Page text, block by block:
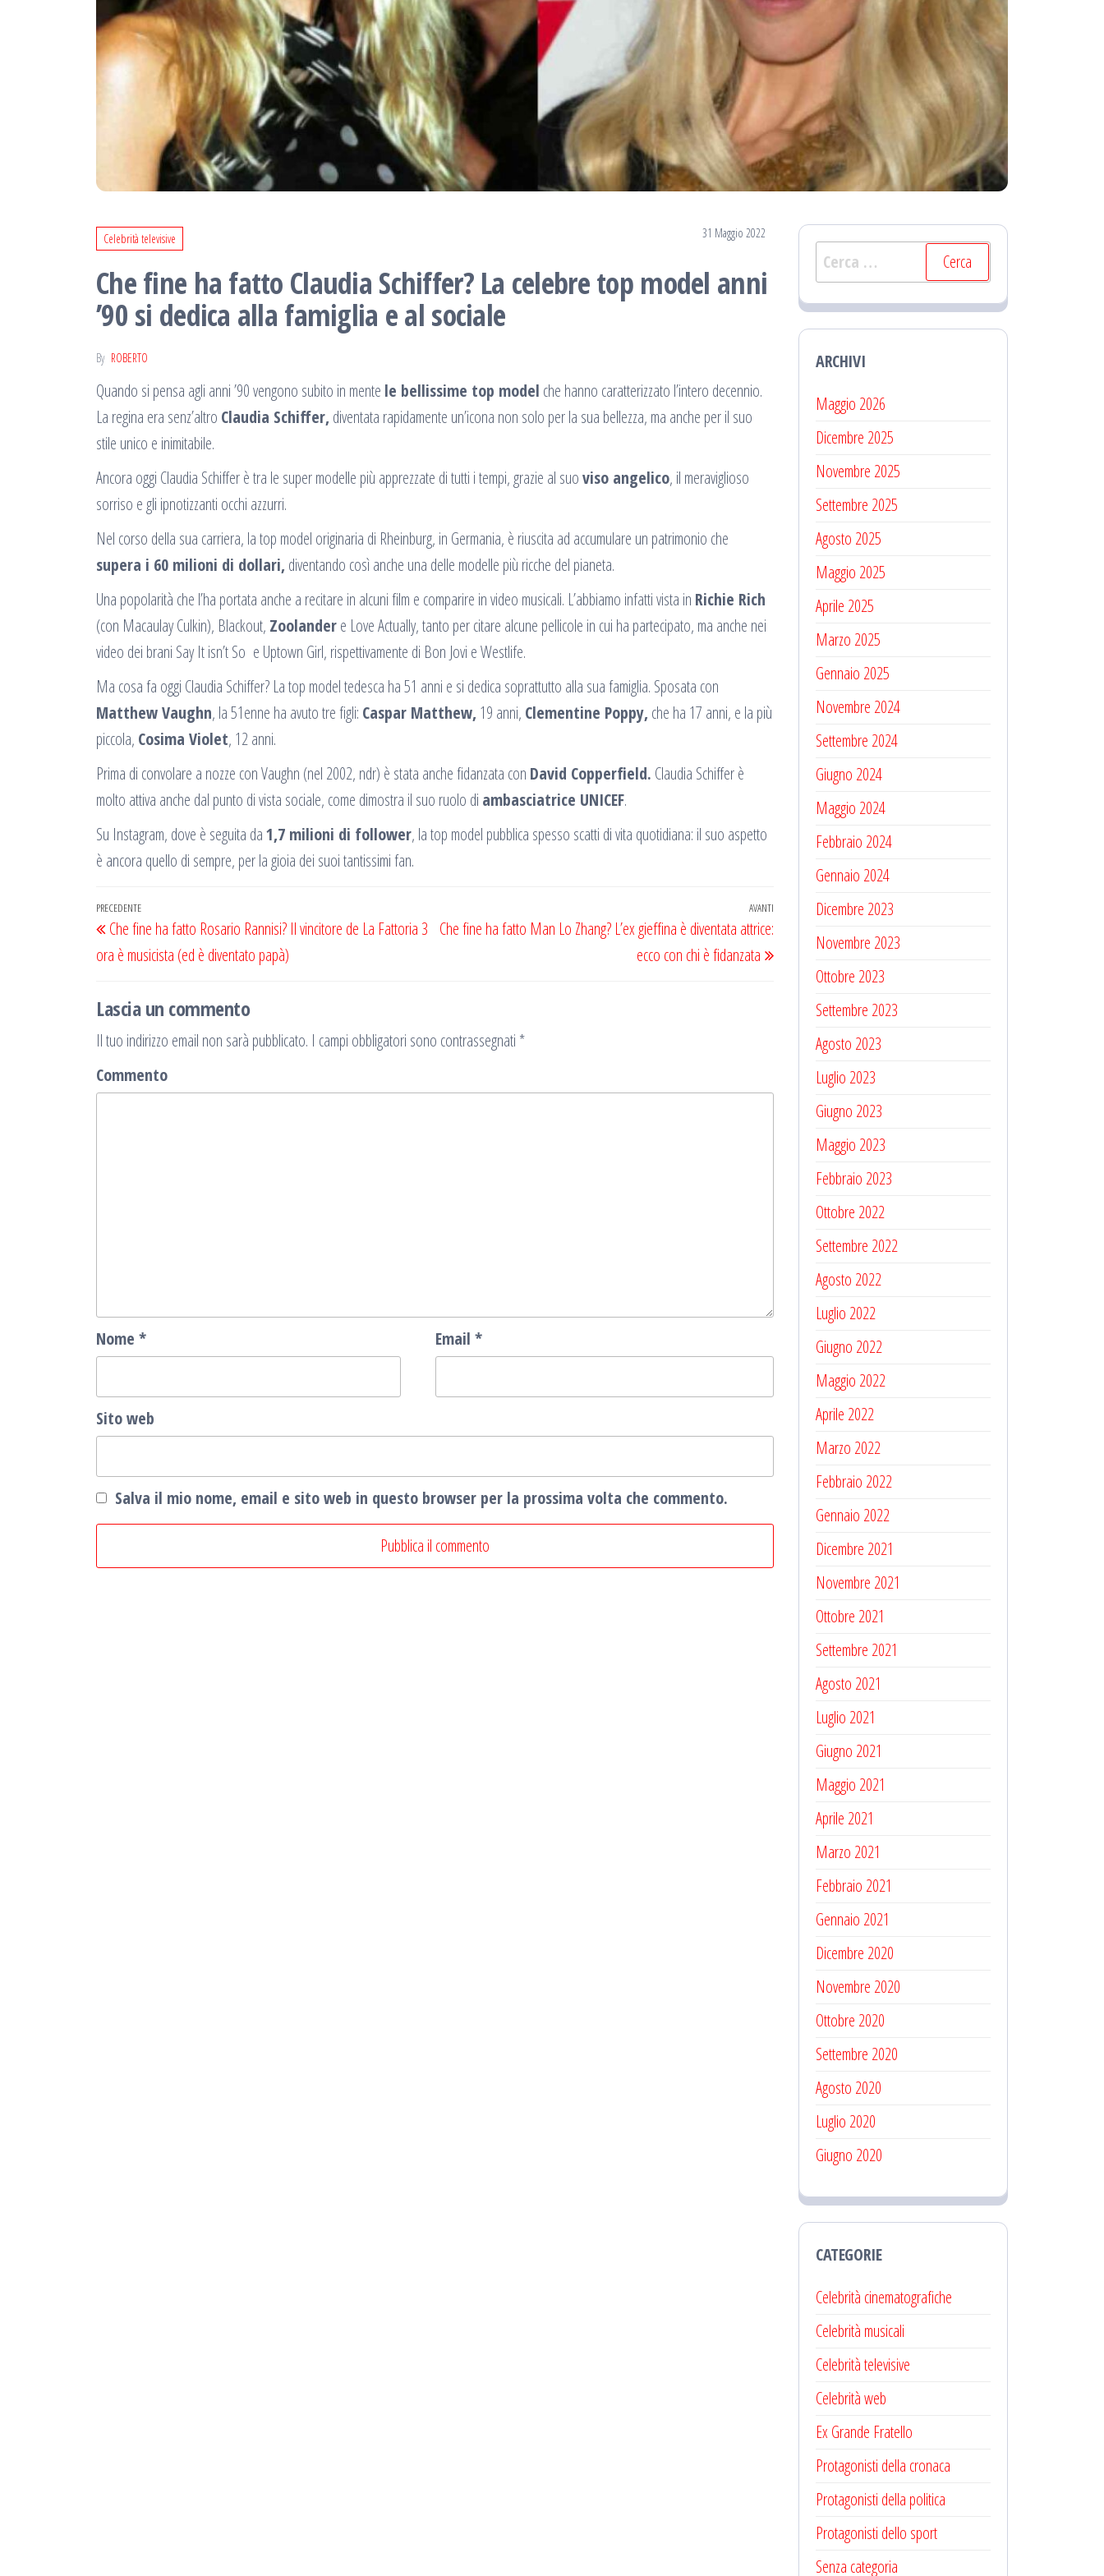
Celebrità televisive 31 Maggio 2022
Che fine ha fatto Claudia Schiffer? La celebre top model anni
’90 si dedica alla famiglia e al sociale
By ROBERTO
Quando si pensa agli anni ’90 vengono subito in mente le bellissime top model che hanno caratterizzato l’intero decennio.
La regina era senz’altro Claudia Schiffer, diventata rapidamente un’icona non solo per la sua bellezza, ma anche per il suo
stile unico e inimitabile.
Ancora oggi Claudia Schiffer è tra le super modelle più apprezzate di tutti i tempi, grazie al suoviso angelico, il meraviglioso
sorriso e gli ipnotizzanti occhi azzurri.
Nel corso della sua carriera, la top model originaria di Rheinburg, in Germania, è riuscita ad accumulare un patrimonio che
supera i 60 milioni di dollari, diventando così anche una delle modelle più ricche del pianeta.
Una popolarità che l’ha portata anche a recitare in alcuni film e comparire in video musicali. L’abbiamo infatti vista in Richie Rich
(con Macaulay Culkin), Blackout, Zoolandere Love Actually, tanto per citare alcune pellicole in cui ha partecipato, ma anche nei
video dei brani Say It isn’t So e Uptown Girl, rispettivamente di Bon Jovi e Westlife.
Ma cosa fa oggi Claudia Schiffer? La top model tedesca ha 51 anni e si dedica soprattutto alla sua famiglia. Sposata con
Matthew Vaughn, la 51enne ha avuto tre figli: Caspar Matthew, 19 anni, Clementine Poppy, che ha 17 anni, e la più
piccola, Cosima Violet, 12 anni.
Prima di convolare a nozze con Vaughn (nel 2002, ndr) è stata anche fidanzata con David Copperfield. Claudia Schiffer è
molto attiva anche dal punto di vista sociale, come dimostra il suo ruolo di ambasciatrice UNICEF.
Su Instagram, dove è seguita da1,7 milioni di follower, la top model pubblica spesso scatti di vita quotidiana: il suo aspetto
è ancora quello di sempre, per la gioia dei suoi tantissimi fan.
Navigazione
articoli
Articolo
precedente
PRECEDENTE
Che fine ha fatto Rosario Rannisi? Il vincitore de La Fattoria 3
ora è musicista (ed è diventato papà)
successivo
AVANTI
Che fine ha fatto Man Lo Zhang? L’ex gieffina è diventata attrice:
ecco con chi è fidanzata
Lascia un commento
Il tuo indirizzo email non sarà pubblicato. I campi obbligatori sono contrassegnati *
Commento
Nome * Email *
Sito web
Salva il mio nome, email e sito web in questo browser per la prossima volta che commento.
Ricerca
per:
ARCHIVI
Maggio 2026
Dicembre 2025
Novembre 2025
Settembre 2025
Agosto 2025
Maggio 2025
Aprile 2025
Marzo 2025
Gennaio 2025
Novembre 2024
Settembre 2024
Giugno 2024
Maggio 2024
Febbraio 2024
Gennaio 2024
Dicembre 2023
Novembre 2023
Ottobre 2023
Settembre 2023
Agosto 2023
Luglio 2023
Giugno 2023
Maggio 2023
Febbraio 2023
Ottobre 2022
Settembre 2022
Agosto 2022
Luglio 2022
Giugno 2022
Maggio 2022
Aprile 2022
Marzo 2022
Febbraio 2022
Gennaio 2022
Dicembre 2021
Novembre 2021
Ottobre 2021
Settembre 2021
Agosto 2021
Luglio 2021
Giugno 2021
Maggio 2021
Aprile 2021
Marzo 2021
Febbraio 2021
Gennaio 2021
Dicembre 2020
Novembre 2020
Ottobre 2020
Settembre 2020
Agosto 2020
Luglio 2020
Giugno 2020
CATEGORIE
Celebrità cinematografiche
Celebrità musicali
Celebrità televisive
Celebrità web
Ex Grande Fratello
Protagonisti della cronaca
Protagonisti della politica
Protagonisti dello sport
Senza categoria